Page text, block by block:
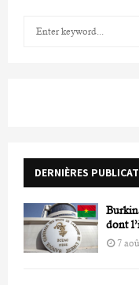
r
DERNIÈRES
dont
7